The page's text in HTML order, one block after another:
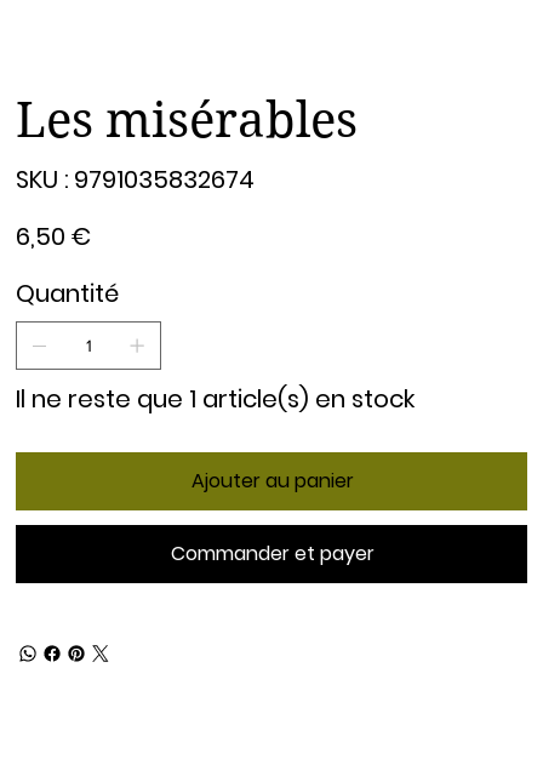
Les misérables
SKU : 9791035832674
9791035832674
6,50 €
Quantité
Il ne reste que 1 article(s) en stock
Ajouter au panier
Commander et payer